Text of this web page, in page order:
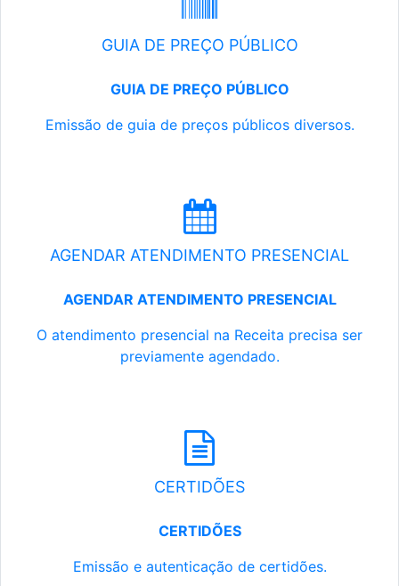
GUIA DE PREÇO PÚBLICO
GUIA DE PREÇO PÚBLICO
Emissão de guia de preços públicos diversos.
AGENDAR ATENDIMENTO PRESENCIAL
AGENDAR ATENDIMENTO PRESENCIAL
O atendimento presencial na Receita precisa ser
previamente agendado.
CERTIDÕES
CERTIDÕES
Emissão e autenticação de certidões.